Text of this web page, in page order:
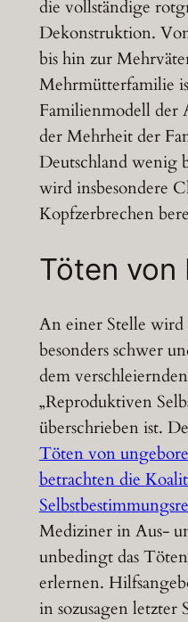
die vollständige
Dekonstruktion.
bis hin zur
Mehrmütterfamilie
Familienmodell der
der Mehrheit der
Deutschland wenig
wird insbesondere
Kopfzerbrechen
Töten von
An einer Stelle wird
besonders schwer
dem
„Reproduktiven
überschrieben ist.
Töten von
betrachten die
Mediziner in Aus-
unbedingt das
erlernen.
in sozusagen letzter